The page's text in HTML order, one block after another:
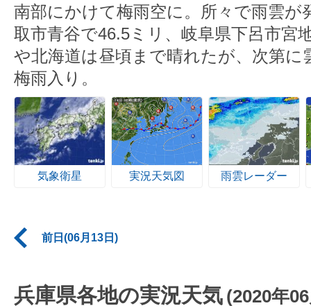
南部にかけて梅雨空に。所々で雨雲が
取市青谷で46.5ミリ、岐阜県下呂市宮
や北海道は昼頃まで晴れたが、次第に
梅雨入り。
気象衛星 実況天気図 雨雲レーダー
前日(06月13日)
兵庫県各地の実況天気 (2020年